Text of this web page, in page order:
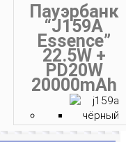
Пауэрбанк
“J159A
Essence”
22.5W +
PD20W
20000mAh